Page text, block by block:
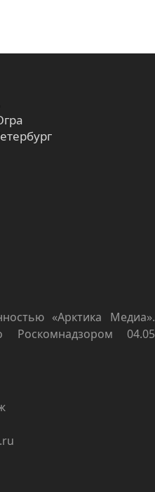
«Арктика
Роскомнадзором